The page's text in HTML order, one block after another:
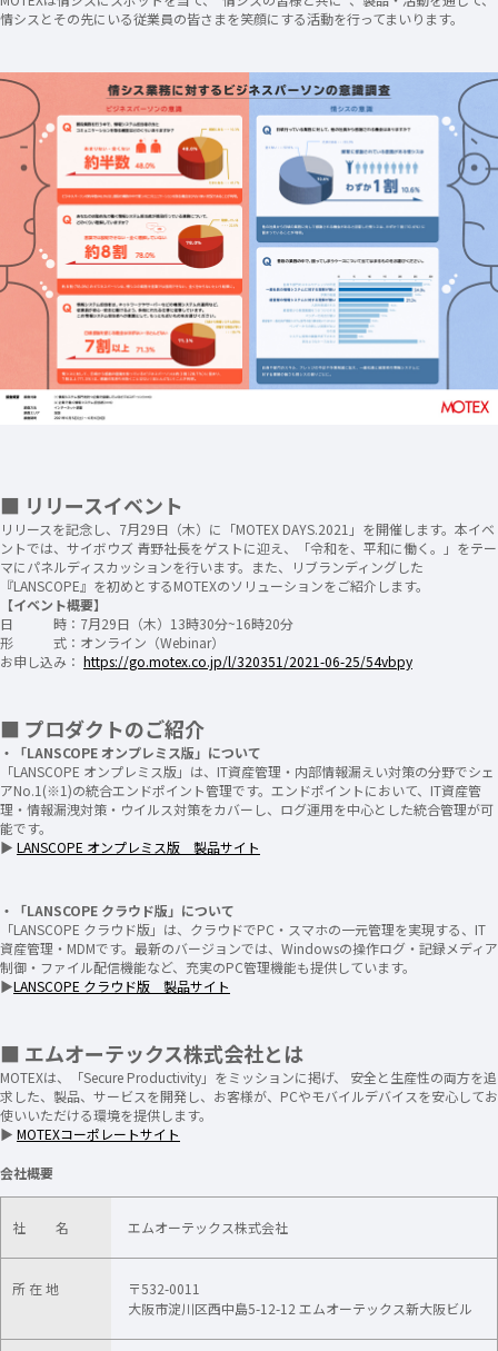
情シスとその先にいる従業員の皆さまを笑顔にする活動を行ってまいります。
■ リリースイベント
リリースを記念し、7月29日（木）に「MOTEX DAYS.2021」を開催します。本イベ
ントでは、サイボウズ 青野社長をゲストに迎え、「令和を、平和に働く。」をテー
マにパネルディスカッションを行います。また、リブランディングした
『LANSCOPE』を初めとするMOTEXのソリューションをご紹介します。
【イベント概要】
日 時：7月29日（木）13時30分~16時20分
形 式：オンライン（Webinar）
お申し込み： https://go.motex.co.jp/l/320351/2021-06-25/54vbpy
■ プロダクトのご紹介
・「LANSCOPE オンプレミス版」について
「LANSCOPE オンプレミス版」は、IT資産管理・内部情報漏えい対策の分野でシェ
アNo.1(※1)の統合エンドポイント管理です。エンドポイントにおいて、IT資産管
理・情報漏洩対策・ウイルス対策をカバーし、ログ運用を中心とした統合管理が可
能です。
▶ LANSCOPE オンプレミス版 製品サイト
・「LANSCOPE クラウド版」について
「LANSCOPE クラウド版」は、クラウドでPC・スマホの一元管理を実現する、IT
資産管理・MDMです。最新のバージョンでは、Windowsの操作ログ・記録メディア
制御・ファイル配信機能など、充実のPC管理機能も提供しています。
▶LANSCOPE クラウド版 製品サイト
■ エムオーテックス株式会社とは
MOTEXは、「Secure Productivity」をミッションに掲げ、 安全と生産性の両方を追
求した、製品、サービスを開発し、お客様が、PCやモバイルデバイスを安心してお
使いいただける環境を提供します。
▶ MOTEXコーポレートサイト
会社概要
社 名 エムオーテックス株式会社
所 在 地
〒532-0011
大阪市淀川区西中島5-12-12 エムオーテックス新大阪ビル